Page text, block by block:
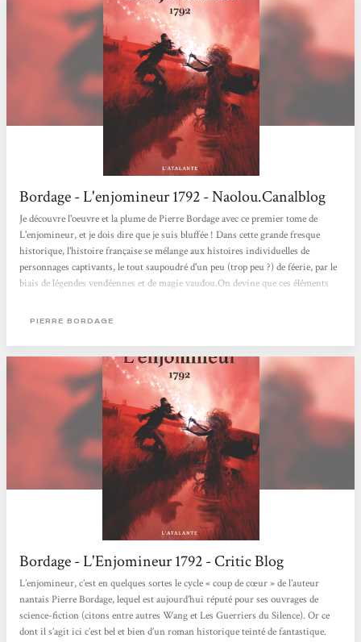
Bordage - L'enjomineur 1792 - Naolou.Canalblog
Je découvre l'oeuvre et la plume de Pierre Bordage avec ce premier tome de
L'enjomineur, et je dois dire que je suis bluffée ! Dans cette grande fresque
historique, l'histoire française se mélange aux histoires individuelles de
personnages captivants, le tout saupoudré d'un peu (trop peu ?) de féerie, par le
biais de légendes vendéennes et de magie vaudou.On devine que ces éléments
mieux. Du côté de la grande Histoire, on assiste à la première phase de la
PIERRE BORDAGE
Bordage - L'Enjomineur 1792 - Critic Blog
L’enjomineur, c’est en quelques sortes le cycle « coup de cœur » de l’auteur
nantais Pierre Bordage, lequel est aujourd’hui réputé pour ses ouvrages de
science-fiction (citons entre autres Wang et Les Guerriers du Silence). Or ce
dont il s’agit ici c’est bel et bien d’un roman historique teinté de fantastique.